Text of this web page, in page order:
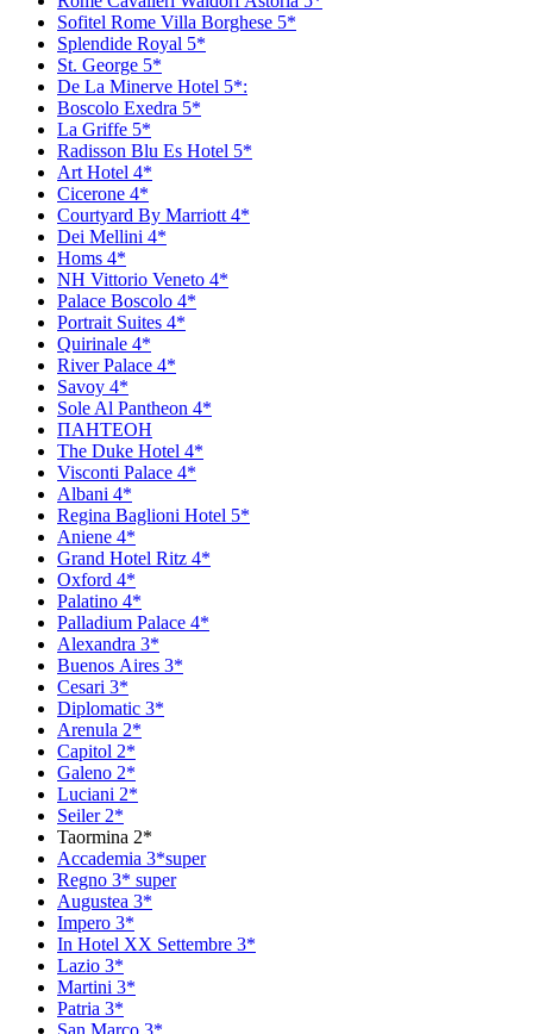
Sofitel Rome Villa Borghese 5*
Splendide Royal 5*
St. George 5*
De La Minerve Hotel 5*:
Boscolo Exedra 5*
La Griffe 5*
Radisson Blu Es Hotel 5*
Art Hotel 4*
Сicerone 4*
Сourtyard By Marriott 4*
Dei Mellini 4*
Homs 4*
NH Vittorio Veneto 4*
Palace Boscolo 4*
Portrait Suites 4*
Quirinale 4*
River Palace 4*
Savoy 4*
Sole Al Pantheon 4*
ПАНТЕОН
The Duke Hotel 4*
Visconti Palace 4*
Аlbani 4*
Regina Baglioni Hotel 5*
Aniene 4*
Grand Hotel Ritz 4*
Oxford 4*
Рalatino 4*
Рalladium Рalace 4*
Аlexandra 3*
Вuenos Аires 3*
Сesari 3*
Diplomatic 3*
Arenula 2*
Capitol 2*
Galeno 2*
Luciani 2*
Seiler 2*
Taormina 2*
Accademia 3*super
Regno 3* super
Augustea 3*
Impero 3*
In Hotel XX Settembre 3*
Lazio 3*
Martini 3*
Patria 3*
San Marco 3*